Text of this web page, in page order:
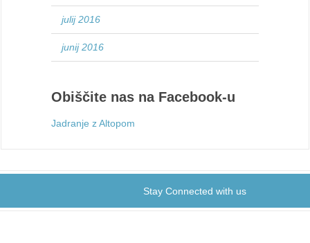
julij 2016
junij 2016
Obiščite nas na Facebook-u
Jadranje z Altopom
Stay Connected with us